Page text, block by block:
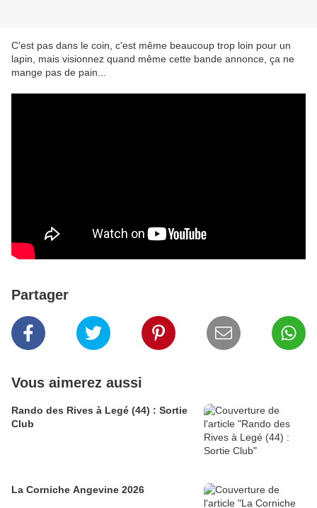
C'est pas dans le coin, c'est même beaucoup trop loin pour un
lapin, mais visionnez quand même cette bande annonce, ça ne
mange pas de pain...
Partager
Vous aimerez aussi
Rando des Rives à Legé (44) : Sortie
Club
La Corniche Angevine 2026